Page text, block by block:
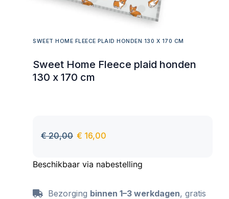
SWEET HOME FLEECE PLAID HONDEN 130 X 170 CM
Sweet Home Fleece plaid honden
130 x 170 cm
€20,00 € 16,00
Beschikbaar via nabestelling
Bezorging binnen 1–3 werkdagen, gratis